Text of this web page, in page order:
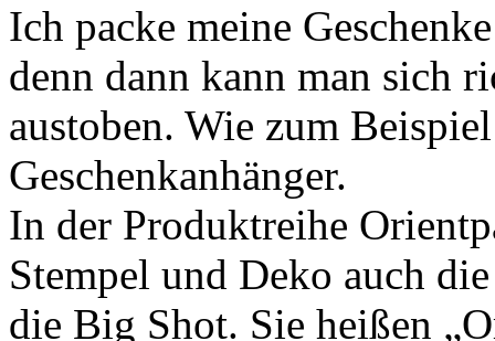
Ich packe meine
denn dann kann man sich
austoben. Wie zum
Geschenkanhänger.
In der Produktreihe
Stempel und Deko auch
die Big Shot. Sie heißen